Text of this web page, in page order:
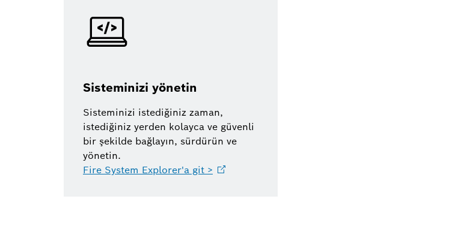
Sisteminizi yönetin
Sisteminizi istediğiniz zaman,
istediğiniz yerden kolayca ve güvenli
bir şekilde bağlayın, sürdürün ve
yönetin.
Fire System Explorer'a git >